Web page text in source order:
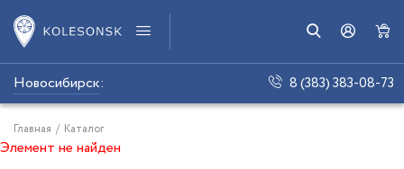
Новосибирск: 8 (383) 383-08-73
Главная / Каталог
Элемент не найден